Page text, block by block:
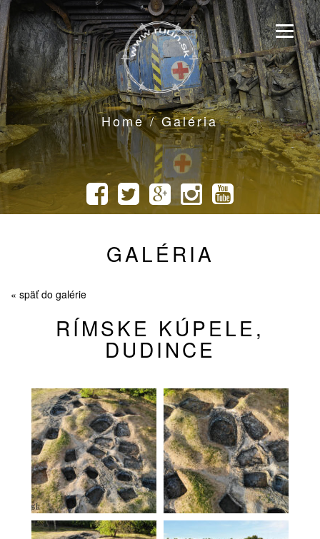
Home / Galéria
GALÉRIA
« späť do galérie
RÍMSKE KÚPELE,
DUDINCE